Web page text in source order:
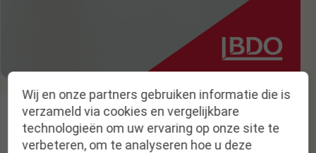
Wij en onze partners gebruiken informatie die is
verzameld via cookies en vergelijkbare
technologieën om uw ervaring op onze site te
verbeteren, om te analyseren hoe u deze